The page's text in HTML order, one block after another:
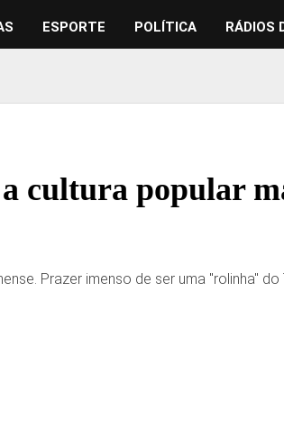
ESPORTE POLÍTICA RÁDIOS
cultura popular
Prazer imenso de ser uma "rolinha"